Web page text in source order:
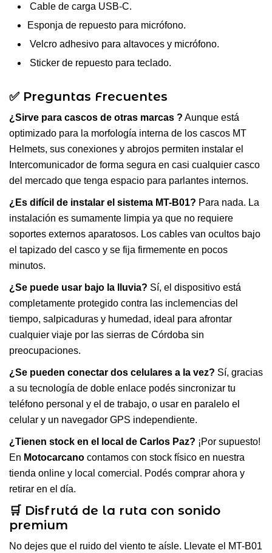
Cable de carga USB-C.
Esponja de repuesto para micrófono.
Velcro adhesivo para altavoces y micrófono.
Sticker de repuesto para teclado.
✅ Preguntas Frecuentes
¿Sirve para cascos de otras marcas ? Aunque está
optimizado para la morfología interna de los cascos MT
Helmets, sus conexiones y abrojos permiten instalar el
Intercomunicador de forma segura en casi cualquier casco
del mercado que tenga espacio para parlantes internos.
¿Es difícil de instalar el sistema MT-B01? Para nada. La
instalación es sumamente limpia ya que no requiere
soportes externos aparatosos. Los cables van ocultos bajo
el tapizado del casco y se fija firmemente en pocos
minutos.
¿Se puede usar bajo la lluvia? Sí, el dispositivo está
completamente protegido contra las inclemencias del
tiempo, salpicaduras y humedad, ideal para afrontar
cualquier viaje por las sierras de Córdoba sin
preocupaciones.
¿Se pueden conectar dos celulares a la vez? Sí, gracias
a su tecnología de doble enlace podés sincronizar tu
teléfono personal y el de trabajo, o usar en paralelo el
celular y un navegador GPS independiente.
¿Tienen stock en el local de Carlos Paz? ¡Por supuesto!
En Motocarcano contamos con stock físico en nuestra
tienda online y local comercial. Podés comprar ahora y
retirar en el día.
🛒 Disfrutá de la ruta con sonido
premium
No dejes que el ruido del viento te aísle. Llevate el MT-B01